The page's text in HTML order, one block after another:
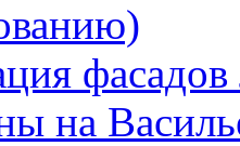
на